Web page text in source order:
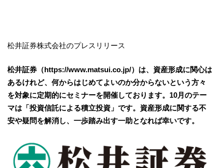
松井証券株式会社のプレスリリース
松井証券（https://www.matsui.co.jp/）は、資産形成に関心は
あるけれど、何からはじめてよいのか分からないという方々
を対象に定期的にセミナーを開催しております。10月のテー
マは「投資信託による積立投資」です。資産形成に関する不
安や疑問を解消し、一歩踏み出す一助となれば幸いです。